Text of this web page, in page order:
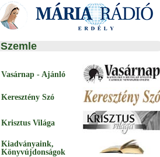
Szemle
Vasárnap - Ajánló
Keresztény Szó
Krisztus Világa
Kiadványaink,
Könyvújdonságok